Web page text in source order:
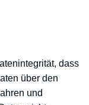
dass
über den
und